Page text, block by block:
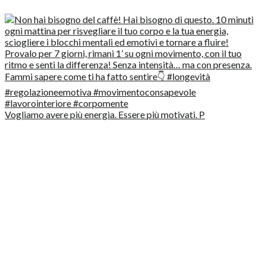
Vogliamo avere più energia. Essere più motivati. P